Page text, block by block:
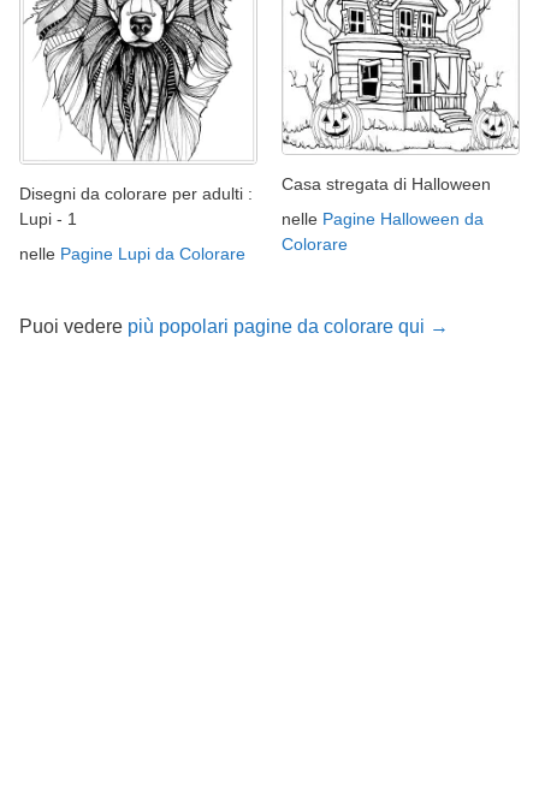
Disegni da colorare per adulti :
Lupi - 1
nelle Pagine Lupi da Colorare
Casa stregata di Halloween
nelle Pagine Halloween da
Colorare
Puoi vedere più popolari pagine da colorare qui →